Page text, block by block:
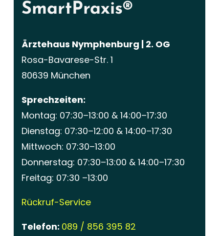
SmartPraxis®
Ärztehaus Nymphenburg | 2. OG
Rosa-Bavarese-Str. 1
80639 München
Sprechzeiten:
Montag: 07:30–13:00 & 14:00–17:30
Dienstag: 07:30–12:00 & 14:00–17:30
Mittwoch: 07:30–13:00
Donnerstag: 07:30–13:00 & 14:00–17:30
Freitag: 07:30 –13:00
Rückruf-Service
Telefon: 089 / 856 395 82